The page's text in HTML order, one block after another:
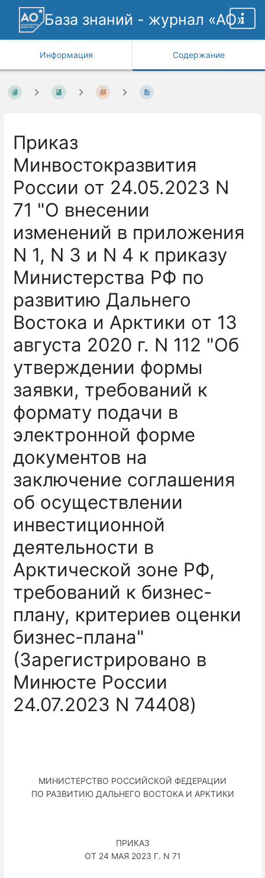
База знаний - журнал «АО»
Информация Содержание
Приказ
Минвостокразвития
России от 24.05.2023 N
71 "О внесении
изменений в приложения
N 1, N 3 и N 4 к приказу
Министерства РФ по
развитию Дальнего
Востока и Арктики от 13
августа 2020 г. N 112 "Об
утверждении формы
заявки, требований к
формату подачи в
электронной форме
документов на
заключение соглашения
об осуществлении
инвестиционной
деятельности в
Арктической зоне РФ,
требований к бизнес-
плану, критериев оценки
бизнес-плана"
(Зарегистрировано в
Минюсте России
24.07.2023 N 74408)
МИНИСТЕРСТВО РОССИЙСКОЙ ФЕДЕРАЦИИ
ПО РАЗВИТИЮ ДАЛЬНЕГО ВОСТОКА И АРКТИКИ
ПРИКАЗ
ОТ 24 МАЯ 2023 Г. N 71